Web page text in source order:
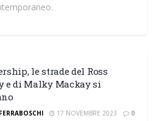
le strade del Ross
e di Malky Mackay si
17 NOVEMBRE 2023 0